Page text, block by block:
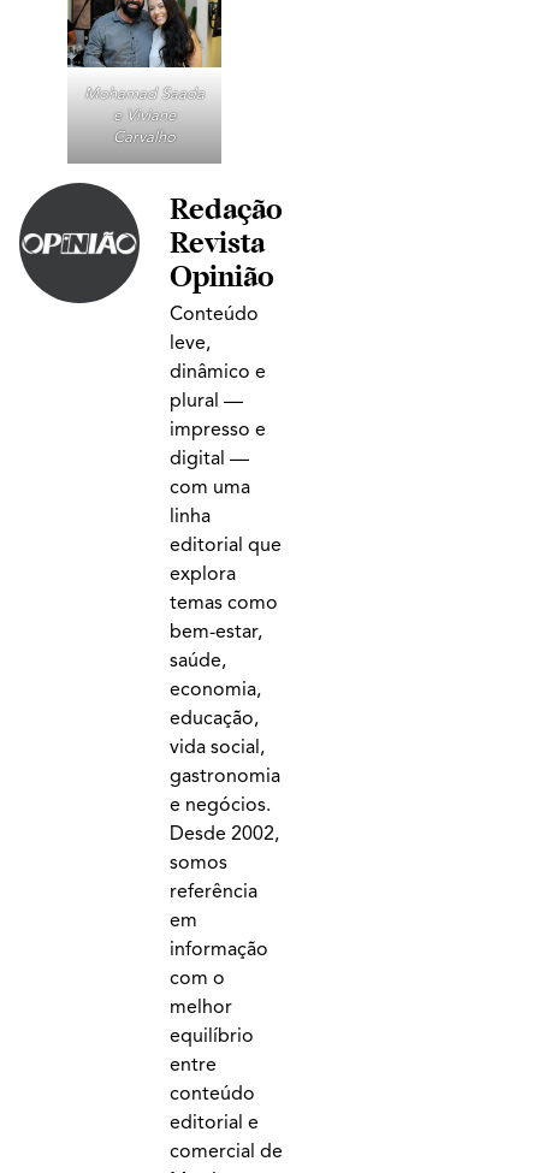
Mohamad Saada
e Viviane
Carvalho
Redação
Revista
Opinião
Conteúdo
leve,
dinâmico e
plural —
impresso e
digital —
com uma
linha
editorial que
explora
temas como
bem-estar,
saúde,
economia,
educação,
vida social,
gastronomia
e negócios.
Desde 2002,
somos
referência
em
informação
com o
melhor
equilíbrio
entre
conteúdo
editorial e
comercial de